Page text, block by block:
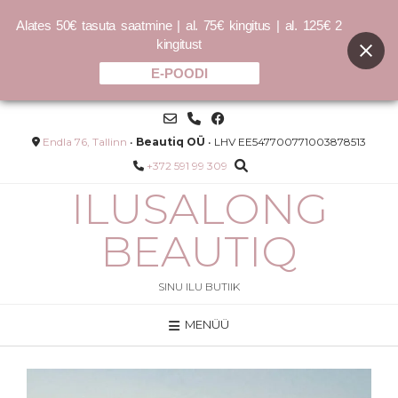
MAXI.WASH DETOX ŠAMPOON
9.00€–30.00€
36.00€–120.00€ /L
Skip
contentEndla 76, Tallinn • Beautiq OÜ • LHV EE547700771003878513
+372 591 99 309
ILUSALONG
BEAUTIQ
SINU ILU BUTIIK
MENÜÜ
Alates 50€ tasuta saatmine | al. 75€ kingitus | al. 125€ 2
kingitust
E-POODI